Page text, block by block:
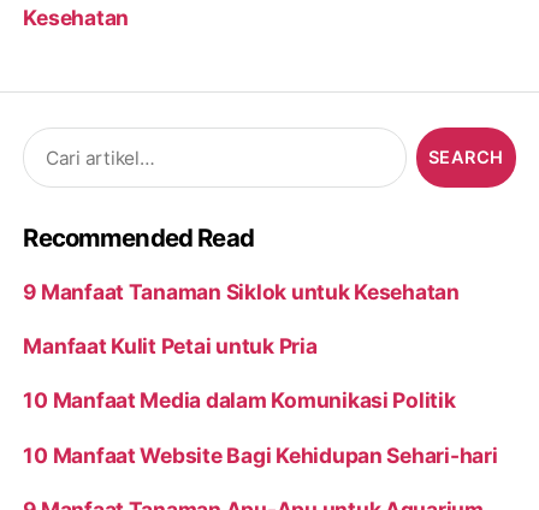
Kesehatan
Search
for:
Recommended Read
9 Manfaat Tanaman Siklok untuk Kesehatan
Manfaat Kulit Petai untuk Pria
10 Manfaat Media dalam Komunikasi Politik
10 Manfaat Website Bagi Kehidupan Sehari-hari